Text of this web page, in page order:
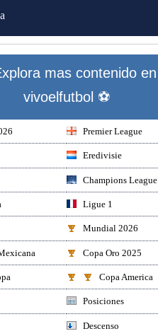
mas contenido en
vivoelfutbol ⚽
Premier League
Eredivisie
Champions League
Ligue 1
Mundial 2026
Copa Oro 2025
Copa America
Posiciones
Descenso